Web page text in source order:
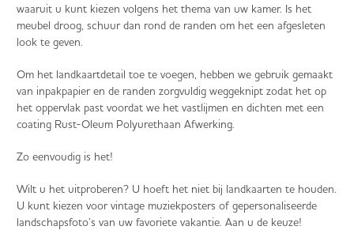
waaruit u kunt kiezen volgens het thema van uw kamer. Is het
meubel droog, schuur dan rond de randen om het een afgesleten
look te geven.
Om het landkaartdetail toe te voegen, hebben we gebruik gemaakt
van inpakpapier en de randen zorgvuldig weggeknipt zodat het op
het oppervlak past voordat we het vastlijmen en dichten met een
coating Rust-Oleum Polyurethaan Afwerking.
Zo eenvoudig is het!
Wilt u het uitproberen? U hoeft het niet bij landkaarten te houden.
U kunt kiezen voor vintage muziekposters of gepersonaliseerde
landschapsfoto’s van uw favoriete vakantie. Aan u de keuze!